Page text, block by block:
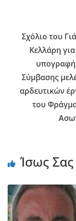
Σχόλιο του
Κελλάρη
υπογραφή
Σύμβασης
αρδευτικών
του
Ίσως Σας